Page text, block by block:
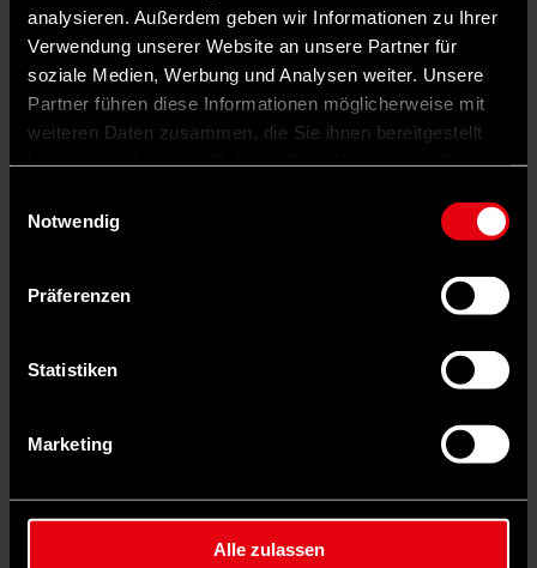
analysieren. Außerdem geben wir Informationen zu Ihrer
Verwendung unserer Website an unsere Partner für
soziale Medien, Werbung und Analysen weiter. Unsere
Partner führen diese Informationen möglicherweise mit
weiteren Daten zusammen, die Sie ihnen bereitgestellt
Notwendig
Präferenzen
Statistiken
Marketing
Alle zulassen